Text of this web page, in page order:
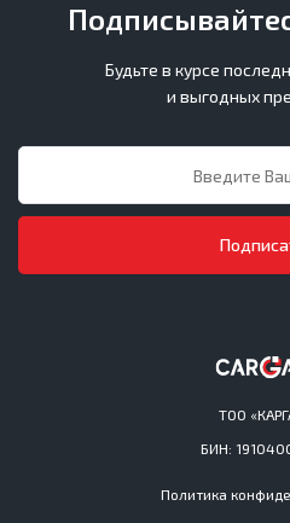
ТОО
БИН:
Политика
Будьте в курсе
и выгодных